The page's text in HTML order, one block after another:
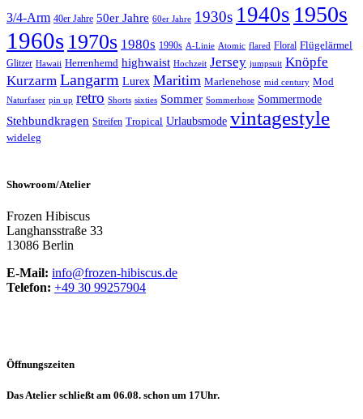
3/4-Arm 40er Jahre 50er Jahre 60er Jahre 1930s 1940s 1950s
1960s 1970s 1980s 1990s A-Linie Atomic flared Floral Flügelärmel
Glitzer Hawaii Herrenhemd highwaist Hochzeit Jersey jumpsuit Knöpfe
Kurzarm Langarm Lurex Maritim Marlenehose mid century Mod
Naturfaser pin up retro Shorts sixties Sommer Sommerhose Sommermode
Stehbundkragen Streifen Tropical Urlaubsmode vintagestyle
wideleg
Showroom/Atelier
Frozen Hibiscus
Langhansstraße 33
13086 Berlin
E-Mail: info@frozen-hibiscus.de
Telefon: +49 30 99257904
Öffnungszeiten
Das Atelier schließt am 06.08. schon um 17Uhr.